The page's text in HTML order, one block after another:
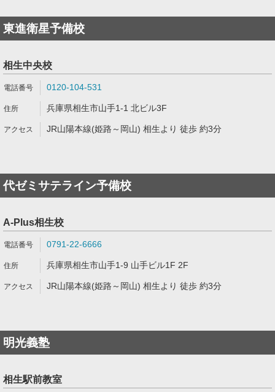
東進衛星予備校
相生中央校
0120-104-531
兵庫県相生市山手1-1 北ビル3F
JR山陽本線(姫路～岡山) 相生より 徒歩 約3分
代ゼミサテライン予備校
A-Plus相生校
0791-22-6666
兵庫県相生市山手1-9 山手ビル1F 2F
JR山陽本線(姫路～岡山) 相生より 徒歩 約3分
明光義塾
相生駅前教室